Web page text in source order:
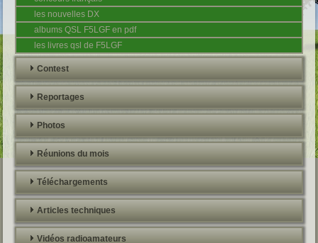
les nouvelles DX
albums QSL F5LGF en pdf
les livres qsl de F5LGF
Contest
Reportages
Photos
Réunions du mois
Téléchargements
Articles techniques
Vidéos radioamateurs